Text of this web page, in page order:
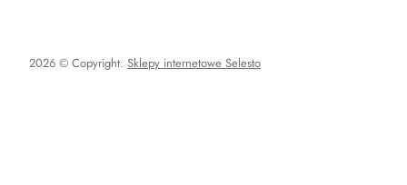
2026 © Copyright. Sklepy internetowe Selesto